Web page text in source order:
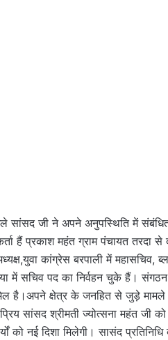
सांसद जी ने अपने अनुपस्थिति में
हैं प्रकाश महंत ग्राम पंचायत तरदा से
कांग्रेस बरपाली में महासचिव,
में सचिव पद का निर्वहन चुके हैं। संगठन
है।अपने क्षेत्र के जनहित से जुड़े मामले
सांसद श्रीमती ज्योत्सना महंत जी
नई दिशा मिलेगी। सासंद प्रतिनिधि